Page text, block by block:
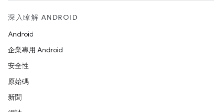
深入瞭解 ANDROID
Android
企業專用 Android
安全性
原始碼
新聞